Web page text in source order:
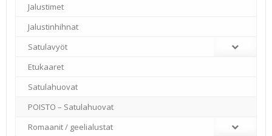
Jalustimet
Jalustinhihnat
Satulavyöt
Etukaaret
Satulahuovat
POISTO – Satulahuovat
Romaanit / geelialustat